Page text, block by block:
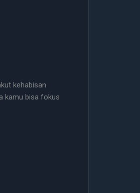
kehabisan
kamu bisa fokus